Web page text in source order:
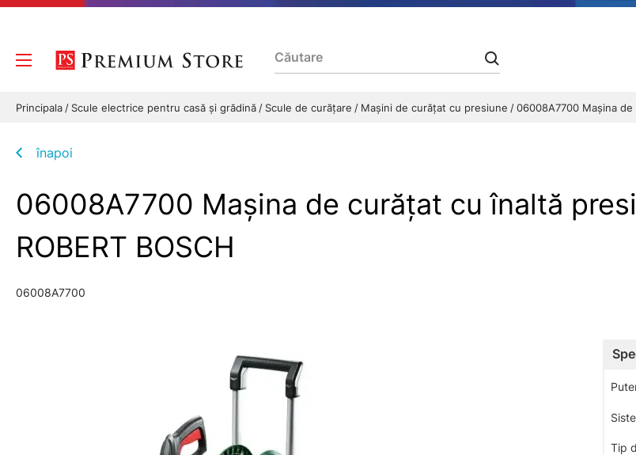
Principala Scule electrice pentru casă și grădină Scule de curăţare Maşini de curăţat cu presiune 06008A7700 Maşina
înapoi
06008A7700 Maşina de curăţat cu înaltă
ROBERT BOSCH
06008A7700
Tip